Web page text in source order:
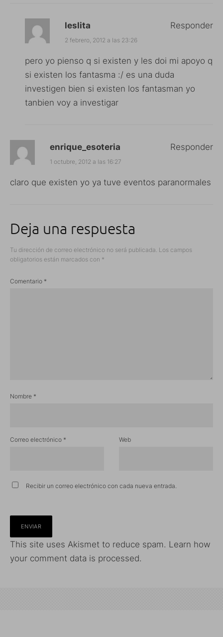
leslita
2 febrero, 2012 a las 23:26
pero yo pienso q si existen y les doi mi apoyo q
si existen los fantasma :/ es una duda
investigen bien si existen los fantasman yo
tanbien voy a investigar
Responder
enrique_esoteria
1 octubre, 2012 a las 16:27
claro que existen yo ya tuve eventos paranormales
Responder
Deja una respuesta
Tu dirección de correo electrónico no será publicada. Los campos
obligatorios están marcados con *
Comentario *
Nombre *
Correo electrónico * Web
Recibir un correo electrónico con cada nueva entrada.
This site uses Akismet to reduce spam. Learn how
your comment data is processed.